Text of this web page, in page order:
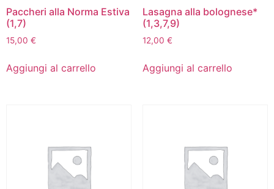
Paccheri alla Norma Estiva
(1,7)
15,00 €
Aggiungi al carrello
Lasagna alla bolognese*
(1,3,7,9)
12,00 €
Aggiungi al carrello